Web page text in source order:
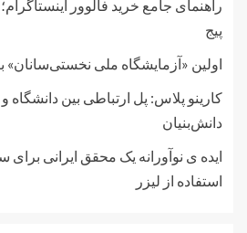
راهنمای جامع خرید فالوور
پیج
اولین «آزمایشگاه ملی نخستی‌سانان»
کارینو پلاس: پل ارتباطی بین
دانش‌بنیان
ایده ی نوآورانه یک محقق ایرانی برای
استفاده از لیزر